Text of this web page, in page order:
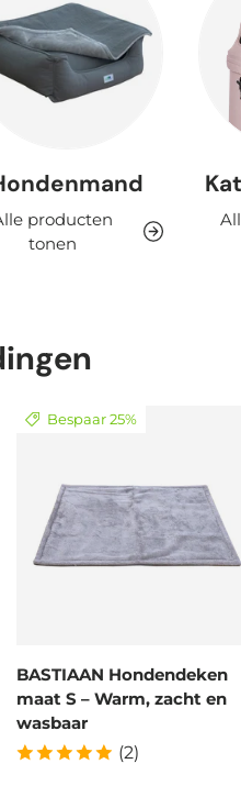
producten
tonen
Bespaar 25%
BASTIAAN Hondendeken
maat S – Warm, zacht en
wasbaar
(2)